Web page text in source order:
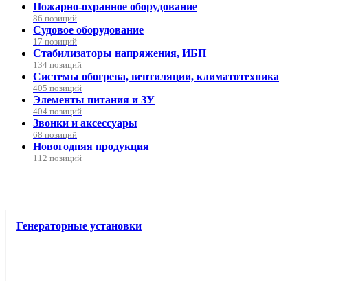
Пожарно-охранное оборудование
86 позиций
Судовое оборудование
17 позиций
Стабилизаторы напряжения, ИБП
134 позиций
Системы обогрева, вентиляции, климатотехника
405 позиций
Элементы питания и ЗУ
404 позиций
Звонки и аксессуары
68 позиций
Новогодняя продукция
112 позиций
Генераторные установки